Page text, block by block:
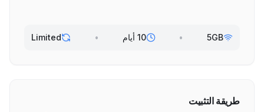
5GB
• 10 أيام •
Limited
طريقة التثبيت